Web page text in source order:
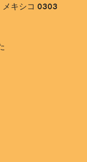
メキシコ 0303